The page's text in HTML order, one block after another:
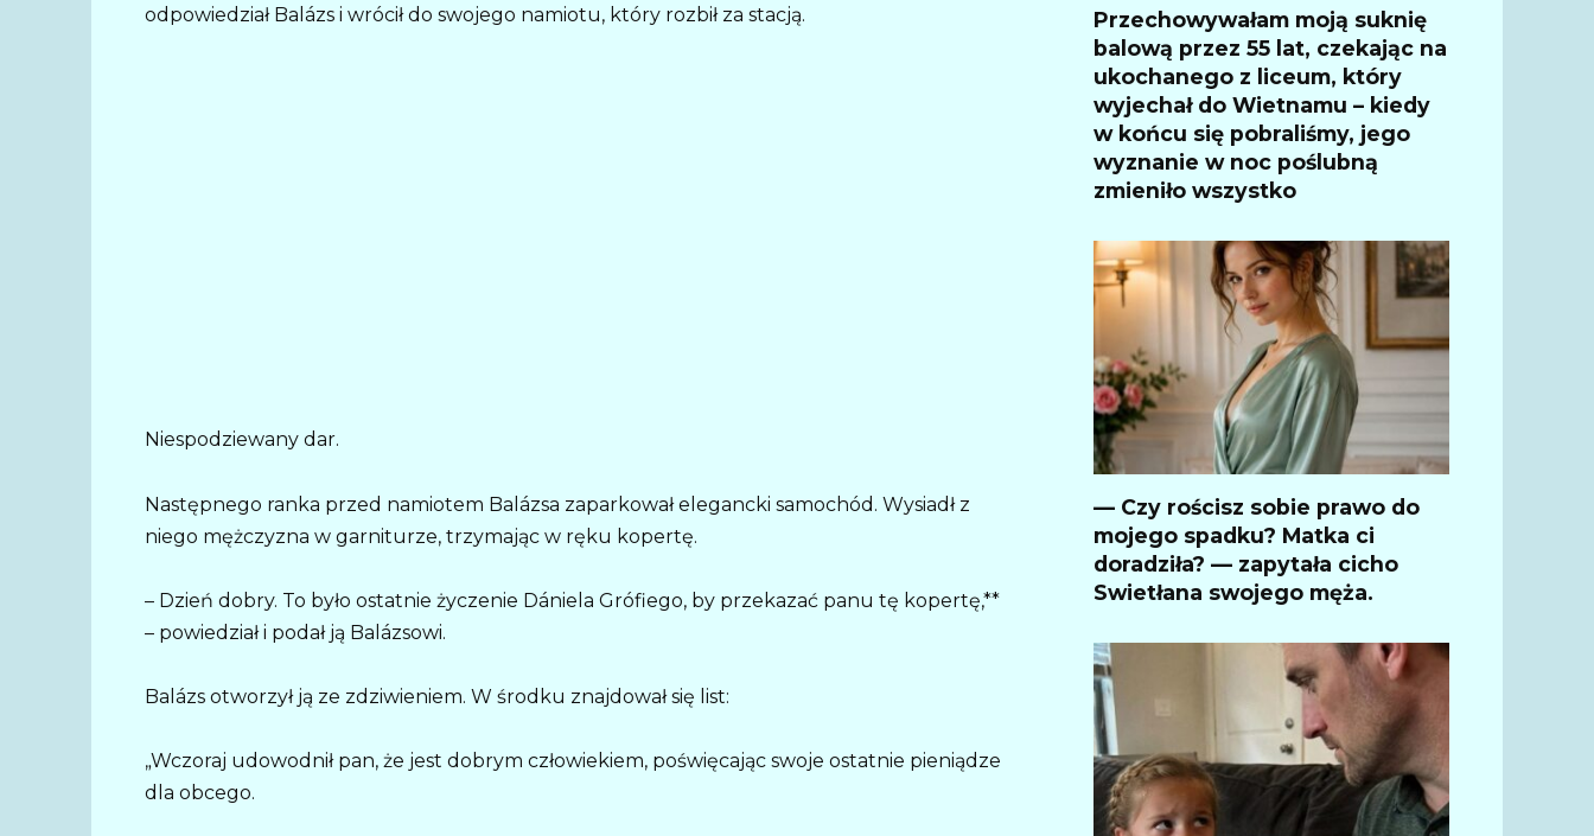
odpowiedział Balázs i wrócił do swojego namiotu, który rozbił za stacją.
Niespodziewany dar.
Następnego ranka przed namiotem Balázsa zaparkował elegancki samochód. Wysiadł z
niego mężczyzna w garniturze, trzymając w ręku kopertę.
– Dzień dobry. To było ostatnie życzenie Dániela Grófiego, by przekazać panu tę kopertę,**
– powiedział i podał ją Balázsowi.
Balázs otworzył ją ze zdziwieniem. W środku znajdował się list:
„Wczoraj udowodnił pan, że jest dobrym człowiekiem, poświęcając swoje ostatnie pieniądze
dla obcego.
Przechowywałam moją suknię
balową przez 55 lat, czekając na
ukochanego z liceum, który
wyjechał do Wietnamu – kiedy
w końcu się pobraliśmy, jego
wyznanie w noc poślubną
zmieniło wszystko
— Czy rościsz sobie prawo do
mojego spadku? Matka ci
doradziła? — zapytała cicho
Swietłana swojego męża.